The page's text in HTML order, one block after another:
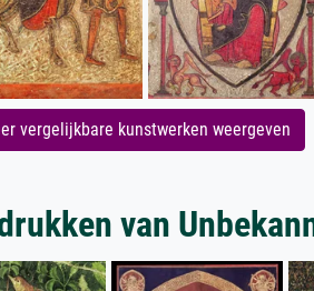
vergelijkbare kunstwerken weergeven
van